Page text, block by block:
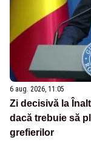
6 aug. 2026, 11:05
Zi decisivă la
dacă trebuie să
grefierilor